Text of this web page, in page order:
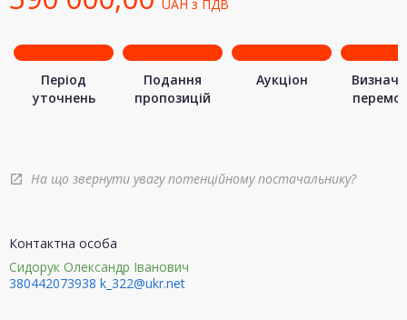
UAH з ПДВ
Період
уточнень
Подання
пропозицій
Аукціон
open_in_new На що звернути увагу потенційному постачальнику?
Контактна особа
Сидорук Олександр Іванович
380442073938 k_322@ukr.net